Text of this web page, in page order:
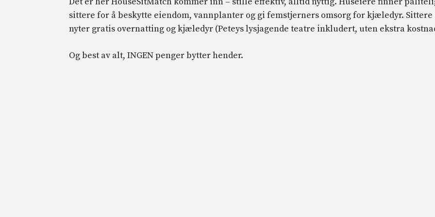
sittere for å beskytte eiendom, vannplanter og gi femstjerners omsorg for kjæledyr. Sittere
nyter gratis overnatting og kjæledyr (Peteys lysjagende teatre inkludert, uten ekstra
Og best av alt, INGEN penger bytter hender.